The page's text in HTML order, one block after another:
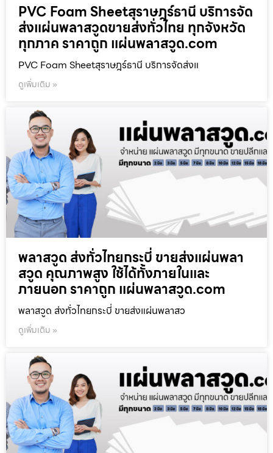
PVC Foam Sheetสุราษฎร์ธานี บริการจัด
ส่งแผ่นพลาสวูดขายส่งทั่วไทย ทุกจังหวัด
ทุกภาค ราคาถูก แผ่นพลาสวูด.com
PVC Foam Sheetสุราษฎร์ธานี บริการจัดส่งแ
ดูเพิ่มเติม »
พลาสวูด ส่งทั่วไทยกระบี่ ขายส่งแผ่นพลา
สวูด คุณภาพสูง ใช้ได้ทั้งภายในและ
ภายนอก ราคาถูก แผ่นพลาสวูด.com
พลาสวูด ส่งทั่วไทยกระบี่ ขายส่งแผ่นพลาสว
ดูเพิ่มเติม »